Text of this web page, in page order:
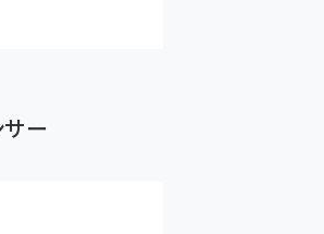
ー